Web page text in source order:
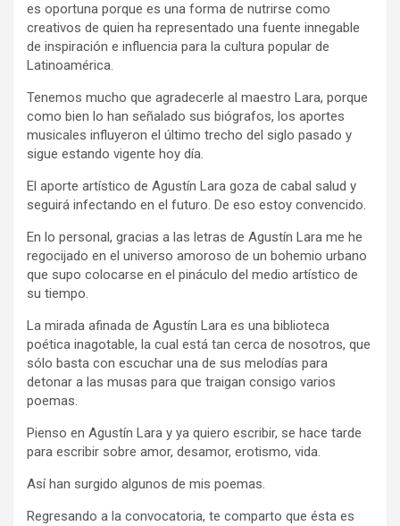
es oportuna porque es una forma de nutrirse como
creativos de quien ha representado una fuente innegable
de inspiración e influencia para la cultura popular de
Latinoamérica.
Tenemos mucho que agradecerle al maestro Lara, porque
como bien lo han señalado sus biógrafos, los aportes
musicales influyeron el último trecho del siglo pasado y
sigue estando vigente hoy día.
El aporte artístico de Agustín Lara goza de cabal salud y
seguirá infectando en el futuro. De eso estoy convencido.
En lo personal, gracias a las letras de Agustín Lara me he
regocijado en el universo amoroso de un bohemio urbano
que supo colocarse en el pináculo del medio artístico de
su tiempo.
La mirada afinada de Agustín Lara es una biblioteca
poética inagotable, la cual está tan cerca de nosotros, que
sólo basta con escuchar una de sus melodías para
detonar a las musas para que traigan consigo varios
poemas.
Pienso en Agustín Lara y ya quiero escribir, se hace tarde
para escribir sobre amor, desamor, erotismo, vida.
Así han surgido algunos de mis poemas.
Regresando a la convocatoria, te comparto que ésta es